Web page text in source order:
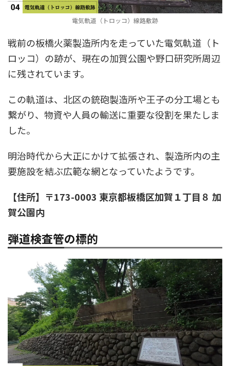
電気軌道（トロッコ）線路敷跡
戦前の板橋火薬製造所内を走っていた電気軌道（ト
ロッコ）の跡が、現在の加賀公園や野口研究所周辺
に残されています。
この軌道は、北区の銃砲製造所や王子の分工場とも
繋がり、物資や人員の輸送に重要な役割を果たしま
した。
明治時代から大正にかけて拡張され、製造所内の主
要施設を結ぶ広範な網となっていたようです。
【住所】〒173-0003 東京都板橋区加賀１丁目８ 加
賀公園内
弾道検査管の標的